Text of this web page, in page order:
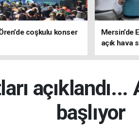
coşkulu konser
Mersin’de
açık hava
başlıyor